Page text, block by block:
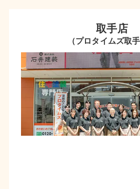
取手店
（プロタイムズ取手